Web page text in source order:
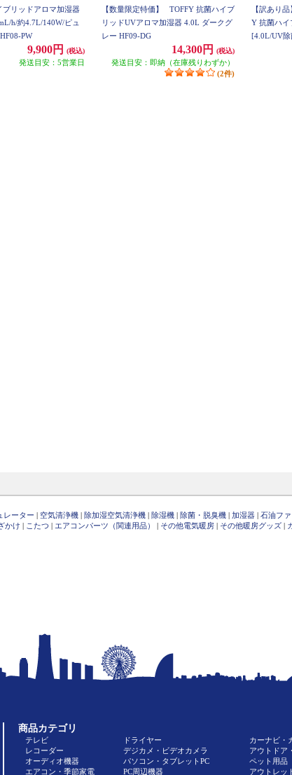
リッドアロマ加湿器
h/約4.7L/140W/ピュ
PW
9,900円 (税込)
発送目安：5営業日
【数量限定特価】
TOFFY 抗菌ハイブ
リッドUVアロマ加湿器 4.0L ダークグ
レー HF09-DG
14,300円 (税込)
発送目安：即納（在庫残りわずか）
(2件)
【訳あり
Y 抗菌ハイ
[4.0L/UV除
ピュアホ
レーター | 空気清浄機 | 除加湿空気清浄機 | 除湿機 | 除菌・脱臭機 | 加湿器 | 石油フ
かけ | こたつ | エアコンパーツ（関連用品） | その他電気暖房 | その他暖房グッズ |
商品カテゴリ
テレビ
レコーダー
オーディオ機器
エアコン・季節家電
ドライヤー
デジカメ・ビデオカメラ
パソコン・タブレットPC
PC周辺機器
カーナビ・
アウトドア
ペット用品
アウトレッ